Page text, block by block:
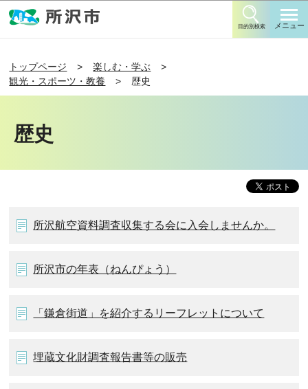
目的別検索 メニュー
トップページ
楽しむ・学ぶ
観光・スポーツ・教養
歴史
歴史
所沢航空資料調査収集する会に入会しませんか。
所沢市の年表（ねんぴょう）
「鎌倉街道」を紹介するリーフレットについて
埋蔵文化財調査報告書等の販売